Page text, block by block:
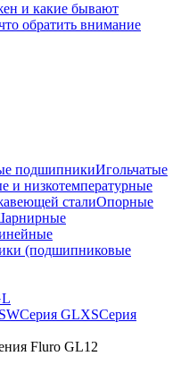
и какие бывают
обратить внимание
подшипникиИгольчатые
и низкотемпературные
сталиОпорные
(подшипниковые
Серия GLXSСерия
Fluro GL12